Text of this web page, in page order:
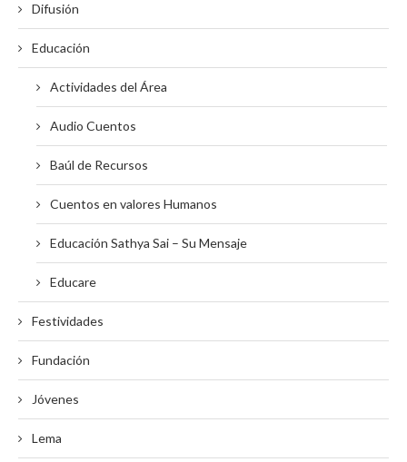
Difusión
Educación
Actividades del Área
Audio Cuentos
Baúl de Recursos
Cuentos en valores Humanos
Educación Sathya Sai – Su Mensaje
Educare
Festividades
Fundación
Jóvenes
Lema